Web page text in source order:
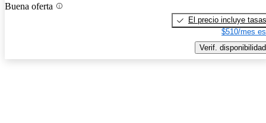
Buena oferta
El precio incluye tasas
$510/mes
Verif. disponibilidad